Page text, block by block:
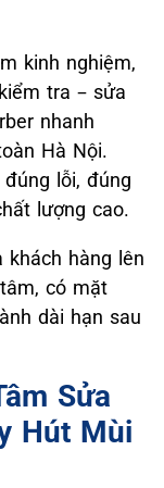
kinh nghiệm,
tra – sửa
nhanh
Hà Nội.
lỗi, đúng
lượng cao.
khách hàng lên
có mặt
dài hạn sau
Sửa
Hút Mùi